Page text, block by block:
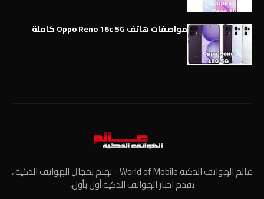
مواصفات هاتف Oppo Reno 16c 5G كاملة
عالم الهواتف الذكية World of Mobile - ﺗﻬﺘﻢ ﺑﻤﺠﺎﻝ الهواتف الذكية ،
تقدم اخبار الهواتف الذكية أول بأول،